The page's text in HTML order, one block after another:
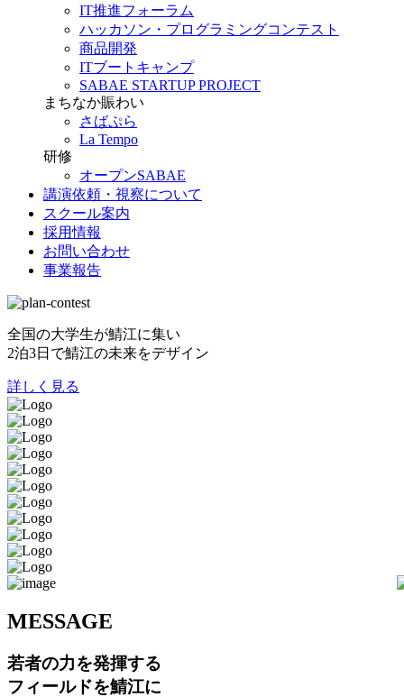
IT推進フォーラム
ハッカソン・プログラミングコンテスト
商品開発
ITブートキャンプ
SABAE STARTUP PROJECT
まちなか賑わい
さばぷら
La Tempo
研修
オープンSABAE
講演依頼・視察について
スクール案内
採用情報
お問い合わせ
事業報告
全国の大学生が鯖江に集い
2泊3日で鯖江の未来をデザイン
詳しく見る
MESSAGE
若者の力を発揮する
フィールドを鯖江に